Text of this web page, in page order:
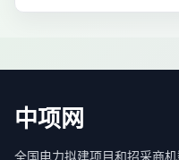
中项网
全国电力拟建项目和招采商